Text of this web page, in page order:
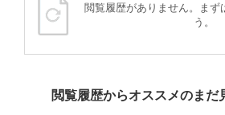
閲覧履歴がありません。まず
う。
閲覧履歴からオススメのまだ